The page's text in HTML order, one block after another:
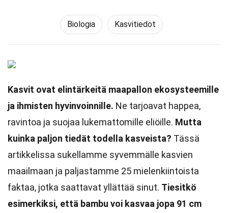
Biologia Kasvitiedot
Kasvit ovat elintärkeitä maapallon ekosysteemille
ja ihmisten hyvinvoinnille. Ne tarjoavat happea,
ravintoa ja suojaa lukemattomille eliöille. Mutta
kuinka paljon tiedät todella kasveista? Tässä
artikkelissa sukellamme syvemmälle kasvien
maailmaan ja paljastamme 25 mielenkiintoista
faktaa, jotka saattavat yllättää sinut. Tiesitkö
esimerkiksi, että bambu voi kasvaa jopa 91 cm